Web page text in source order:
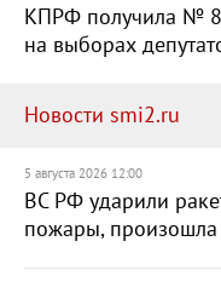
КПРФ получила № 8
на выборах
Новости smi2.ru
5 августа 2026 12:00
ВС РФ ударили
пожары, произошла